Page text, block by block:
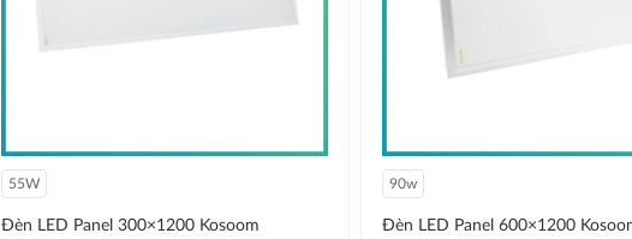
55W
Đèn LED Panel 300×1200 Kosoom
90w
Đèn LED Panel 600×1200